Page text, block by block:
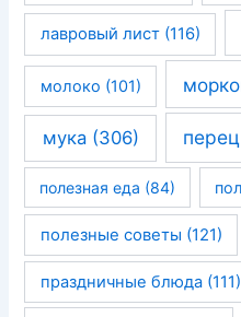
лавровый лист(116)
молоко (101)
мука(306) перец
полезная еда (84)
полезные советы (121)
праздничные блюда(111)